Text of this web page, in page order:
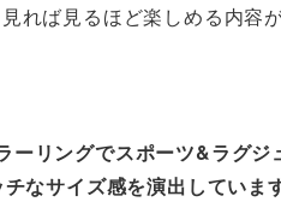
れば見るほど楽しめる内容が
ーリングでスポーツ&ラグ
なサイズ感を演出していま